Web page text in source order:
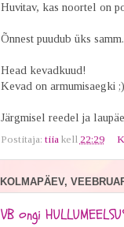
Huvitav, kas noortel on
Õnnest puudub üks
Head kevadkuud!
Kevad on armumisaegki ;)
Järgmisel reedel ja
Postitaja: tiia kell 22:29
KOLMAPÄEV,
VB ongi